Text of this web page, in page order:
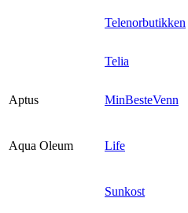
Telenorbutikken
Telia
Aptus MinBesteVenn
Aqua Oleum Life
Sunkost